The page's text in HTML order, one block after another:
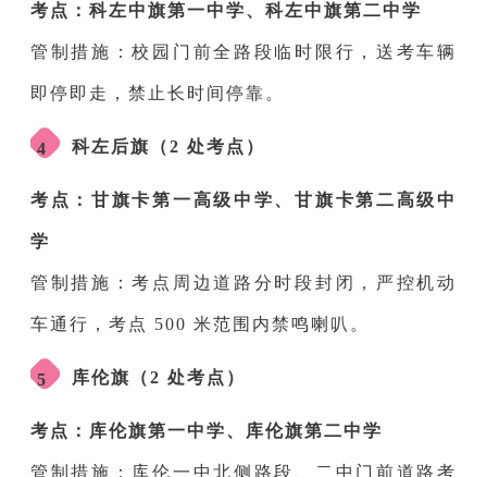
考点：科左中旗第一中学、科左中旗第二中学
管制措施：校园门前全路段临时限行，送考车辆
即停即走，禁止长时间停靠。
4 科左后旗（2 处考点）
考点：甘旗卡第一高级中学、甘旗卡第二高级中
学
管制措施：考点周边道路分时段封闭，严控机动
车通行，考点 500 米范围内禁鸣喇叭。
5 库伦旗（2 处考点）
考点：库伦旗第一中学、库伦旗第二中学
管制措施：库伦一中北侧路段、二中门前道路考